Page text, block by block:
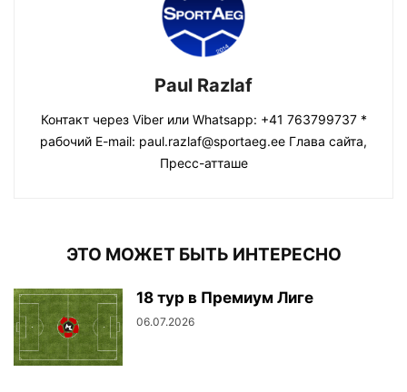
Paul Razlaf
Контакт через Viber или Whatsapp: +41 763799737 *
рабочий E-mail: paul.razlaf@sportaeg.ee Глава сайта,
Пресс-атташе
ЭТО МОЖЕТ БЫТЬ ИНТЕРЕСНО
18 тур в Премиум Лиге
06.07.2026